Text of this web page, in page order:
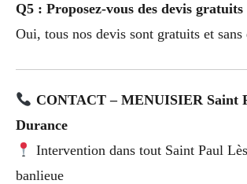
Q5 : Proposez-vous des devis gratuits
Oui, tous nos devis sont gratuits et sans
CONTACT – MENUISIER Saint
Durance
Intervention dans tout Saint Paul
banlieue